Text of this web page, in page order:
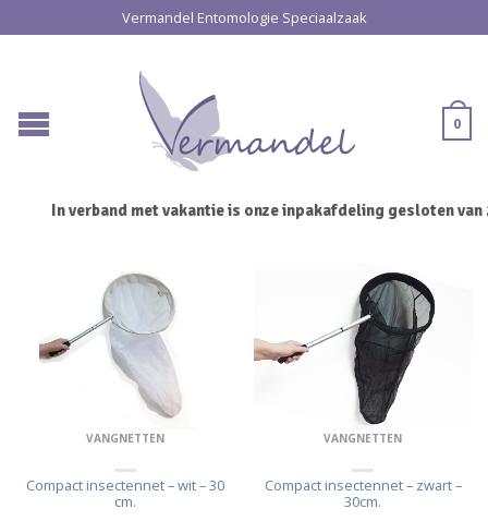
Vermandel Entomologie Speciaalzaak
0
In verband met vakantie is onze inpakafdeling gesloten van
VANGNETTEN
Compact insectennet – wit – 30
cm.
VANGNETTEN
Compact insectennet – zwart –
30cm.